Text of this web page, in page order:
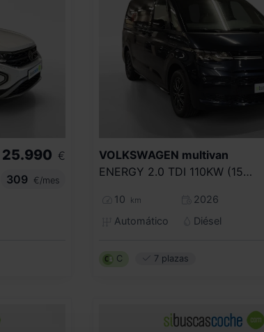
25.990 €
309
€/mes
VOLKSWAGEN multivan
ENERGY 2.0 TDI 110KW (150CV) DSG B.LARGA
10 km
2026
Automático
Diésel
C 7 plazas